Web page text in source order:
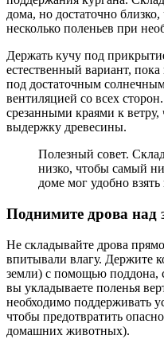
дома, но достаточно
несколько поленьев при
Держать кучу под
естественный вариант,
под достаточным
вентиляцией со всех
срезанными краями к
выдержку древесины.
Полезный совет.
низко, чтобы самый
доме мог удобно
Поднимите дрова над
Не складывайте дрова
впитывали влагу. Держите
земли) с помощью поддона,
вы укладываете поленья
необходимо поддерживать
чтобы предотвратить
домашних животных).